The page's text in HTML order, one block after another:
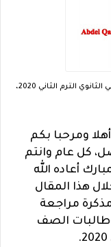
أحدث مراجعة نهائية في اللغه الانجليزيه للصف الثاني الثانوي الترم الثاني 2020،
ومرحبا بكم
كل عام وانتم
أعاده الله
هذا المقال
مراجعة
وطالبات الصف